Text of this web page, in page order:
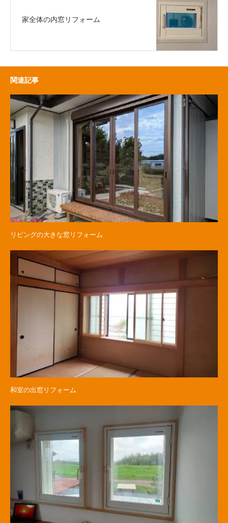
家全体の内窓リフォーム
関連記事
リビングの大きな窓リフォーム
和室の出窓リフォーム